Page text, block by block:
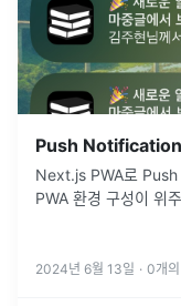
Push Notification
Next.js PWA로
PWA 환경 구성이 위
2024년 6월 13일 · 0개